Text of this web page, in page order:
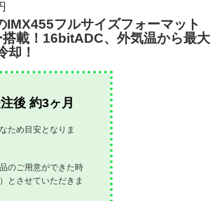
IMX455フルサイズフォーマット
搭載！16bitADC、外気温から最大
却！
後 約3ヶ月
ため目安となりま
のご用意ができた時
とさせていただきま